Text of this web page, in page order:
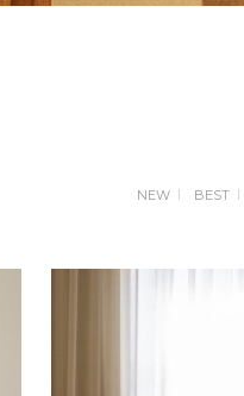
NEW BEST